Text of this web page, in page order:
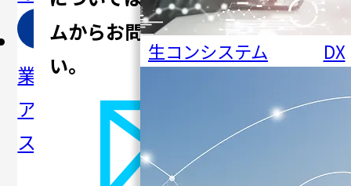
生コンシステム DX
事
業所・
アクセ
ス
メ
掲載
CSR・
ティ
セ
ミナ
ー・イ
ベント
ムからお問い合わせくださ
い。